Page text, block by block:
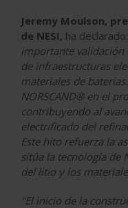
Jeremy Moulson,
de NESI, ha
importante validación
de infraestructuras
materiales de
NORSCAND® en el
contribuyendo al
electrificado del
Este hito refuerza la
sitúa la tecnología de
del litio y los
"El inicio de la